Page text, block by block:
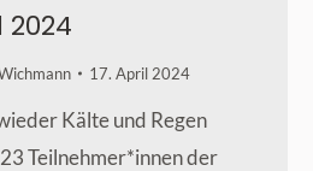
17. April 2024
Kälte und Regen
Teilnehmer*innen der